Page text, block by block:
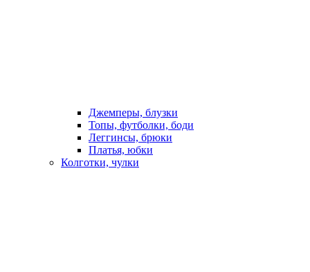
Джемперы, блузки
Топы, футболки, боди
Леггинсы, брюки
Платья, юбки
Колготки, чулки